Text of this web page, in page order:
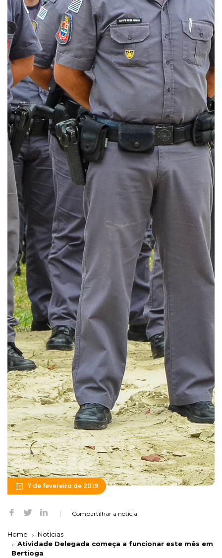
7 de fevereiro de 2019
Compartilhar a notícia
Home
Notícias
Atividade Delegada começa a funcionar este mês em
Bertioga